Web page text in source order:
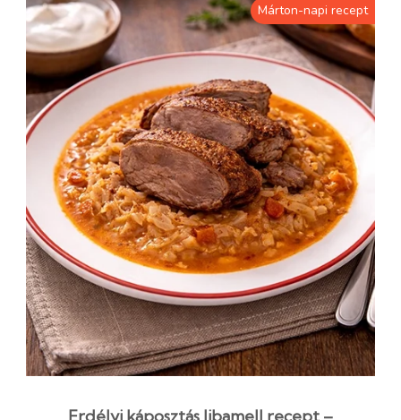
Márton-napi recept